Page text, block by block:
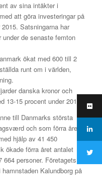
av sina intäkter i
att göra investeringar på
Satsningarna har
de senaste femton
ökat med 600 till 2
runt om i världen,
danska kronor och
15 procent under 2015.
till Danmarks största
och som förra året
hjälp av 41 450
ökade förra året antalet
personer. Företagets
Kalundborg på